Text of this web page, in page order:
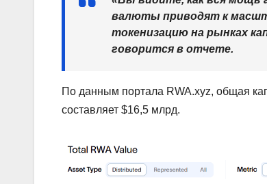
валюты приводят к
токенизацию на рынках
говорится в отчете.
По данным портала RWA.xyz, общая
составляет $16,5 млрд.